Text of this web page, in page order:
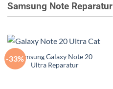
Samsung Note Reparatur
-33%Samsung Galaxy Note 20
Ultra Reparatur